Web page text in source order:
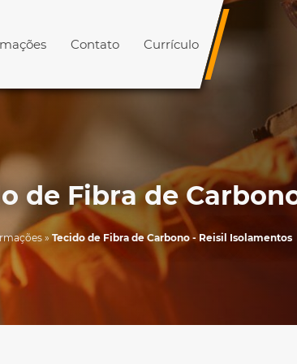
Contato Currículo
de Fibra de
» Tecido de Fibra de Carbono - Reisil Isolamentos